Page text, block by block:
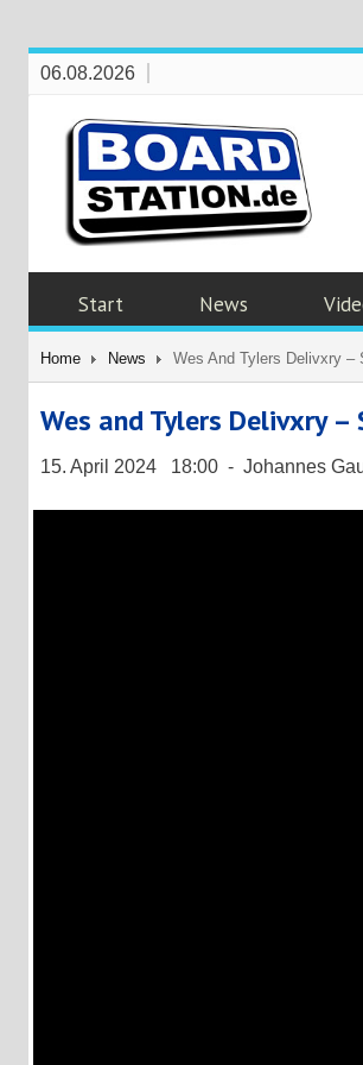
06.08.2026
Start News
Home News Wes And Tylers Delivxry –
Wes and Tylers Delivxry
15. April 2024 18:00 - Johannes